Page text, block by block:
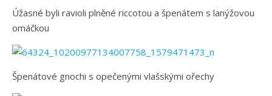
Úžasné byli ravioli plněné riccotou a špenátem s lanýžovou
omáčkou
Špenátové gnochi s opečenými vlašskými ořechy